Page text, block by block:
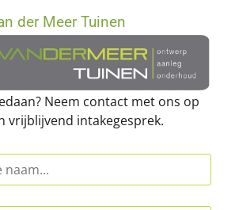
der Meer Tuinen
Neem contact met ons op
vrijblijvend intakegesprek.